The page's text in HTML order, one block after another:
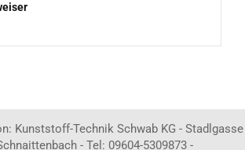
Kunststoff-Technik Schwab KG - Stadlgasse
- Tel: 09604-5309873 -